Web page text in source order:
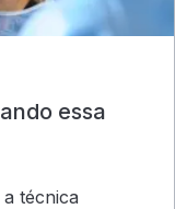
essa
técnica